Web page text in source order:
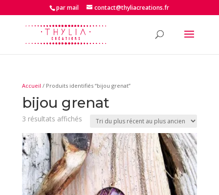
par mail contact@thyliacreations.fr
Accueil / Produits identifiés “bijou grenat”
bijou grenat
3 résultats affichésTrié
plus
récent
au
plus
ancien